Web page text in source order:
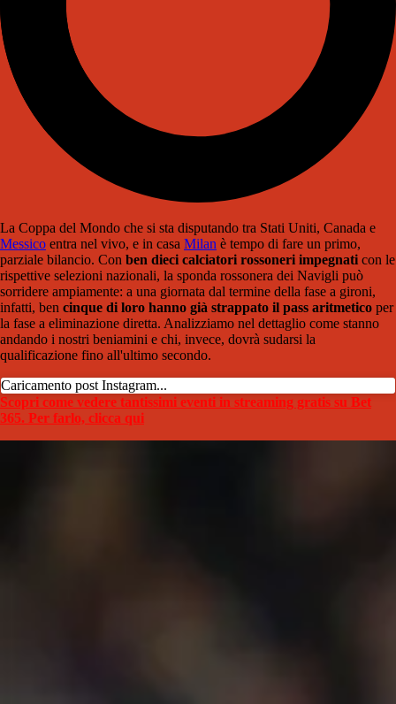
La Coppa del Mondo che si sta disputando tra Stati Uniti, Canada e
Messico entra nel vivo, e in casa Milan è tempo di fare un primo,
parziale bilancio. Con ben dieci calciatori rossoneri impegnaticon le
rispettive selezioni nazionali, la sponda rossonera dei Navigli può
sorridere ampiamente: a una giornata dal termine della fase a gironi,
infatti, ben cinque di loro hanno già strappato il pass aritmetico per
la fase a eliminazione diretta. Analizziamo nel dettaglio come stanno
andando i nostri beniamini e chi, invece, dovrà sudarsi la
qualificazione fino all'ultimo secondo.
Caricamento post Instagram...
Scopri come vedere tantissimi eventi in streaming gratis su Bet
365. Per farlo, clicca qui